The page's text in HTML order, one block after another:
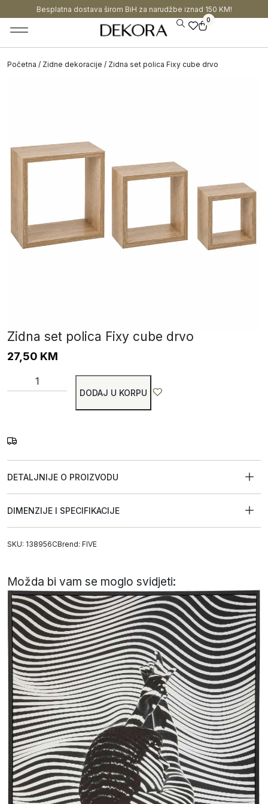
Besplatna dostava širom BiH za narudžbe iznad 150 KM!
0
Početna / Zidne dekoracije / Zidna set polica Fixy cube drvo
Zidna set polica Fixy cube drvo
27,50 KM
DODAJ U KORPU
DETALJNIJE O PROIZVODU
DIMENZIJE I SPECIFIKACIJE
SKU: 138956CBrend: FIVE
Možda bi vam se moglo svidjeti: